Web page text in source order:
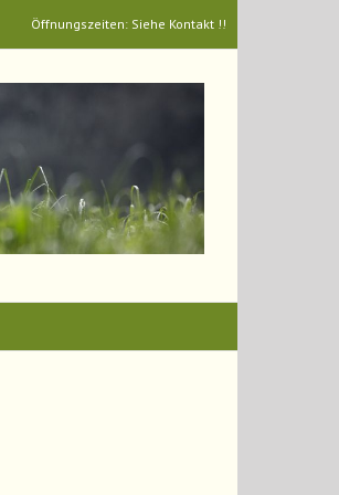
Öffnungszeiten: Siehe Kontakt !!